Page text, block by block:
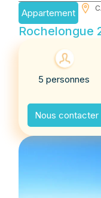
Appartement
Rochelongue
5 personnes
Nous contacter